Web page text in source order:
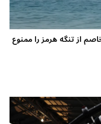
از تنگه هرمز را ممنوع